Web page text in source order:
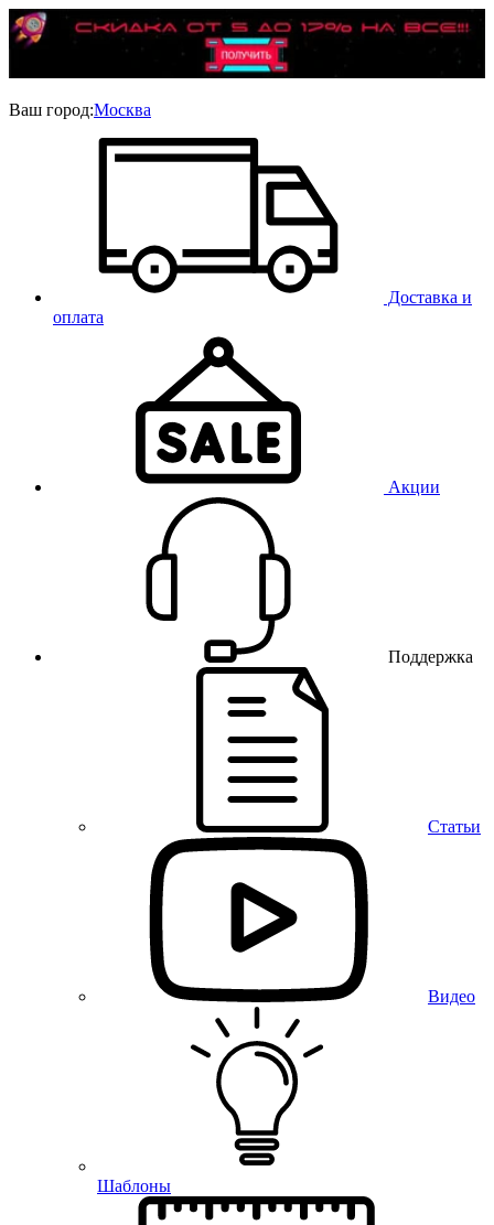
Ваш город:Москва
Доставка и
оплата
Акции
Поддержка
Статьи
Видео
Шаблоны